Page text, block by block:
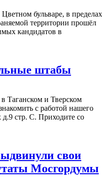
бульваре, в пределах
территории прошёл
кандидатов в
штабы
Таганском и Тверском
с работой нашего
стр. С. Приходите со
свои
Мосгордумы